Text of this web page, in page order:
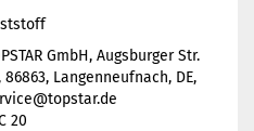
GmbH, Augsburger Str.
86863, Langenneufnach, DE,
20